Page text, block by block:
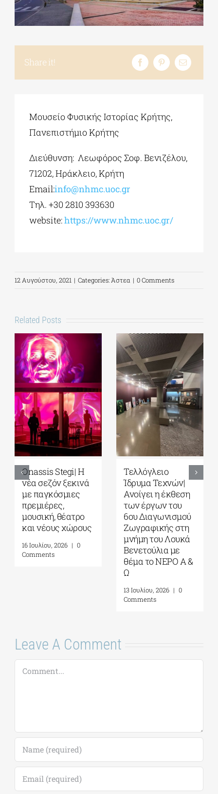
ΕΚΠΑΙΔΕΥΤΙΚΑ ΙΔΡΥΜΑΤΑ
ΔΗΜΟΙ
ΕΚΔΗΛΩΣΕΙΣ
Share it!
Μουσείο Φυσικής Ιστορίας Κρήτης,
Πανεπιστήμιο Κρήτης
Διεύθυνση: Λεωφόρος Σοφ. Βενιζέλου,
71202, Ηράκλειο, Κρήτη
Email:info@nhmc.uoc.gr
Τηλ. +30 2810 393630
website:https://www.nhmc.uoc.gr/
12 Αυγούστου, 2021 | Categories:Άστεα | 0 Comments
Related Posts
Onassis Stegi| H
νέα σεζόν ξεκινά
με παγκόσμιες
πρεμιέρες,
μουσική, θέατρο
και νέους χώρους
16 Ιουλίου, 2026 | 0
Comments
Τελλόγλειο
Ίδρυμα Τεχνών|
Ανοίγει η έκθεση
των έργων του
6ου Διαγωνισμού
Ζωγραφικής στη
μνήμη του Λουκά
Βενετούλια με
θέμα το ΝΕΡΟ Α &
Ω
13 Ιουλίου, 2026 | 0
Comments
Leave A Comment
Comment